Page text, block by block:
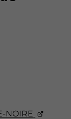
NOIRE